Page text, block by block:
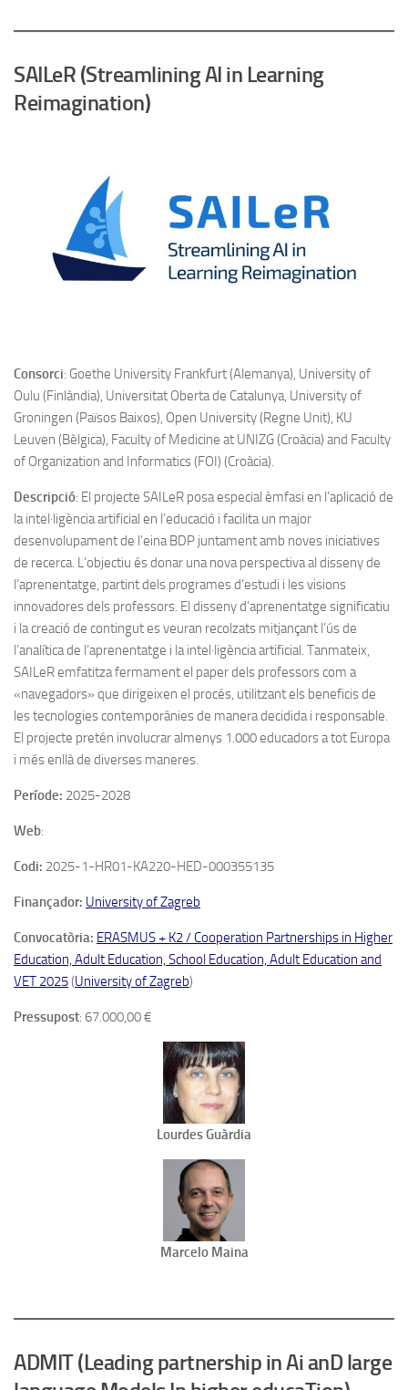
SAILeR (Streamlining AI in Learning
Reimagination)
Consorci: Goethe University Frankfurt (Alemanya), University of
Oulu (Finlàndia), Universitat Oberta de Catalunya, University of
Groningen (Països Baixos), Open University (Regne Unit), KU
Leuven (Bèlgica), Faculty of Medicine at UNIZG (Croàcia) and Faculty
of Organization and Informatics (FOI) (Croàcia).
Descripció: El projecte SAILeR posa especial èmfasi en l’aplicació de
la intel·ligència artificial en l’educació i facilita un major
desenvolupament de l’eina BDP juntament amb noves iniciatives
de recerca. L’objectiu és donar una nova perspectiva al disseny de
l’aprenentatge, partint dels programes d’estudi i les visions
innovadores dels professors. El disseny d’aprenentatge significatiu
i la creació de contingut es veuran recolzats mitjançant l’ús de
l’analítica de l’aprenentatge i la intel·ligència artificial. Tanmateix,
SAILeR emfatitza fermament el paper dels professors com a
«navegadors» que dirigeixen el procés, utilitzant els beneficis de
les tecnologies contemporànies de manera decidida i responsable.
El projecte pretén involucrar almenys 1.000 educadors a tot Europa
i més enllà de diverses maneres.
Període: 2025-2028
Web:
Codi: 2025-1-HR01-KA220-HED-000355135
Finançador: University of Zagreb
Convocatòria: ERASMUS + K2 / Cooperation Partnerships in Higher
Education, Adult Education, School Education, Adult Education and
VET 2025(University of Zagreb)
Pressupost: 67.000,00 €
Lourdes Guàrdia
Marcelo Maina
ADMIT (Leading partnership in Ai anD large